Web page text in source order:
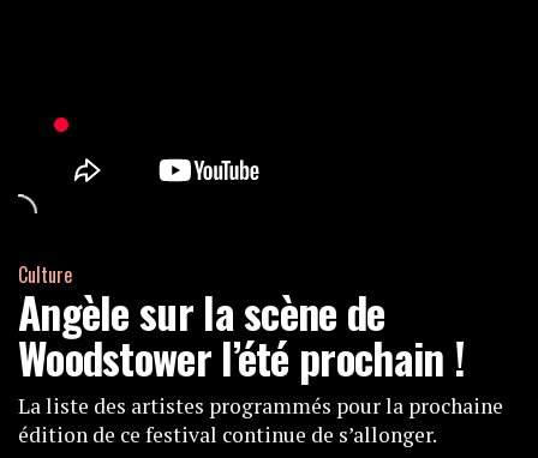
Culture
Angèle sur la scène de
Woodstower l’été prochain !
La liste des artistes programmés pour la prochaine
édition de ce festival continue de s’allonger.